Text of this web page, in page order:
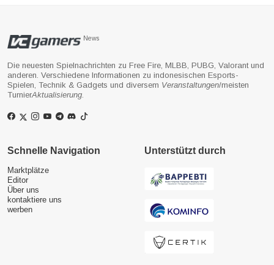
News
Die neuesten Spielnachrichten zu Free Fire, MLBB, PUBG, Valorant und
anderen. Verschiedene Informationen zu indonesischen Esports-
Spielen, Technik & Gadgets und diversem Veranstaltungen/meisten
TurnierAktualisierung
Schnelle Navigation
Marktplätze
Editor
Über uns
kontaktiere uns
werben
Unterstützt durch